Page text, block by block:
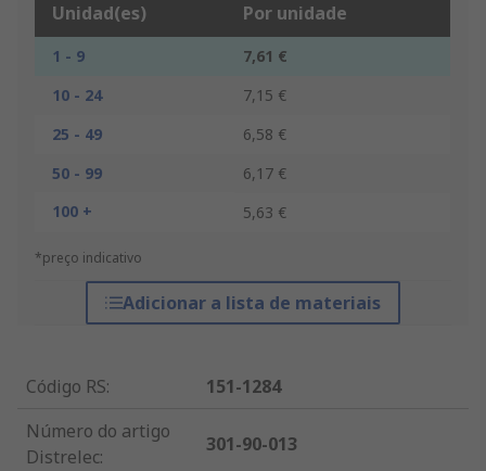
Unidad(es) Por unidade
1 - 9
7,61 €
10 - 24
7,15 €
25 - 49
6,58 €
50 - 99
6,17 €
100 +
5,63 €
*preço indicativo
Adicionar a lista de materiais
Código RS:
151-1284
Número do artigo
Distrelec:
301-90-013